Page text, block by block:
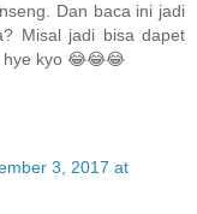
Dan baca ini jadi
Misal jadi bisa dapet
hye kyo 😂😂😂
3, 2017 at